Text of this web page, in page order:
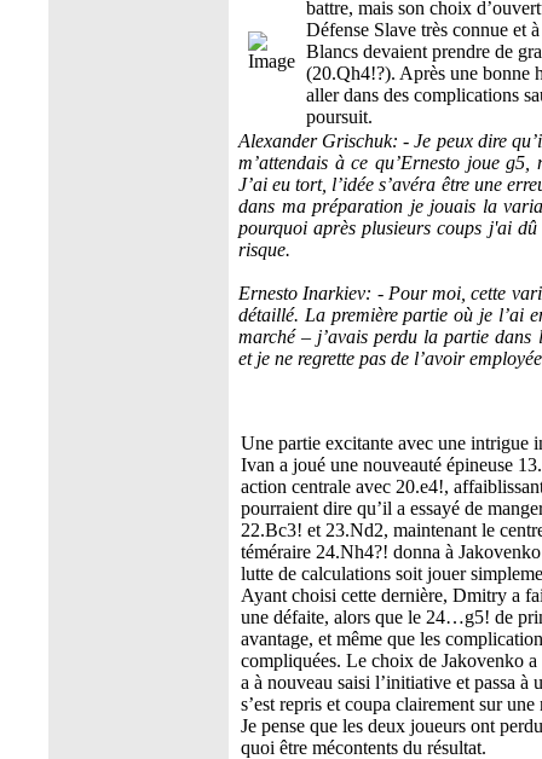
battre, mais son choix
Défense Slave très connue et
Blancs devaient prendre de
(20.Qh4!?). Après une bonne
aller dans des complications
poursuit.
Alexander Grischuk: - Je peux dire
m’attendais à ce qu’Ernesto joue
J’ai eu tort, l’idée s’avéra être une
dans ma préparation je jouais la
pourquoi après plusieurs coups j'ai
risque.
Ernesto Inarkiev: - Pour moi, cette
détaillé. La première partie où je l’ai
marché – j’avais perdu la partie dans
et je ne regrette pas de l’avoir
Une partie excitante avec une intrigue
Ivan a joué une nouveauté épineuse
action centrale avec 20.e4!,
pourraient dire qu’il a essayé de
22.Bc3! et 23.Nd2, maintenant le
téméraire 24.Nh4?! donna à
lutte de calculations soit jouer
Ayant choisi cette dernière, Dmitry a
une défaite, alors que le 24…g5! de
avantage, et même que les
compliquées. Le choix de Jakovenko
a à nouveau saisi l’initiative et passa
s’est repris et coupa clairement sur
Je pense que les deux joueurs ont
quoi être mécontents du résultat.